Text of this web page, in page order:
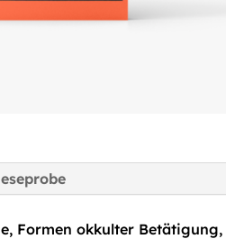
Formen okkulter